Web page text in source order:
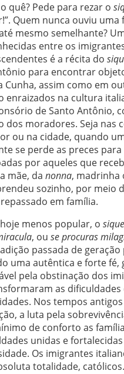
quê? Pede para rezar o
Quem nunca ouviu uma
mesmo semelhante?
entre os
é a récita do
para encontrar
Cunha, assim como em
enraizados na cultura
de Santo Antônio,
dos moradores. Seja nas
ou na cidade, quando
se perde as preces
por aqueles que
mãe, da nonna, madrinha
sozinho, por meio
em família.
menos popular, o
, ou se procuras
passada de geração
uma autêntica e forte fé,
pela obstinação dos
as dificuldades
Nos tempos
a luta pela
de conforto as
unidas e
Os imigrantes
totalidade, católicos.